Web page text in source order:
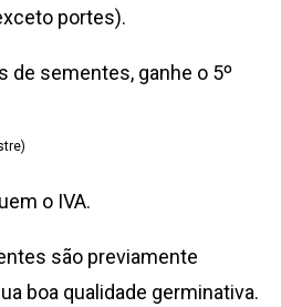
portes).
de sementes, ganhe o 5º
o IVA.
são previamente
boa qualidade germinativa.